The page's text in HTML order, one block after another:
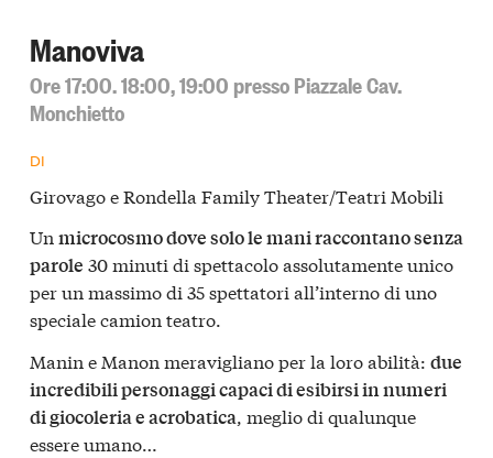
Manoviva
Ore 17:00. 18:00, 19:00 presso Piazzale Cav.
Monchietto
DI
Girovago e Rondella Family Theater/Teatri Mobili
Un microcosmo dove solo le mani raccontano senza
parole 30 minuti di spettacolo assolutamente unico
per un massimo di 35 spettatori all’interno di uno
speciale camion teatro.
Manin e Manon meravigliano per la loro abilità: due
incredibili personaggi capaci di esibirsi in numeri
di giocoleria e acrobatica, meglio di qualunque
essere umano…